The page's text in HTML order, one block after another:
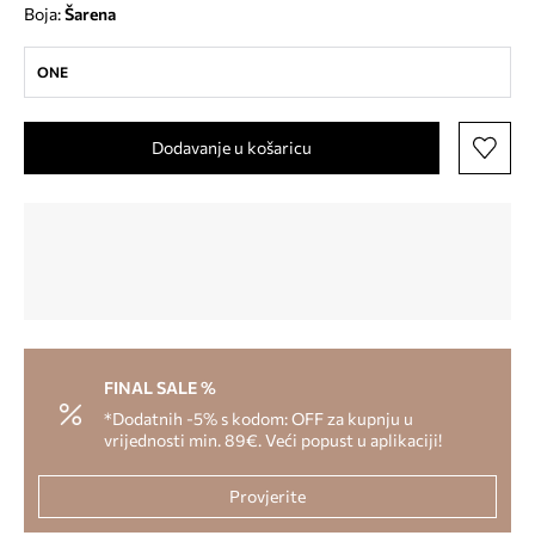
Boja: šarena
ONE
Dodavanje u košaricu
FINAL SALE %
*Dodatnih -5% s kodom: OFF za kupnju u
vrijednosti min. 89€. Veći popust u aplikaciji!
Provjerite